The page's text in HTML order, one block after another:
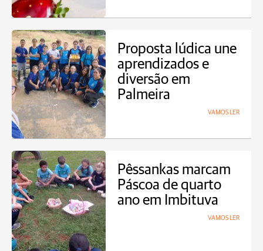
Proposta lúdica une
aprendizados e
diversão em
Palmeira
VAMOS LER
Pêssankas marcam
Páscoa de quarto
ano em Imbituva
VAMOS LER